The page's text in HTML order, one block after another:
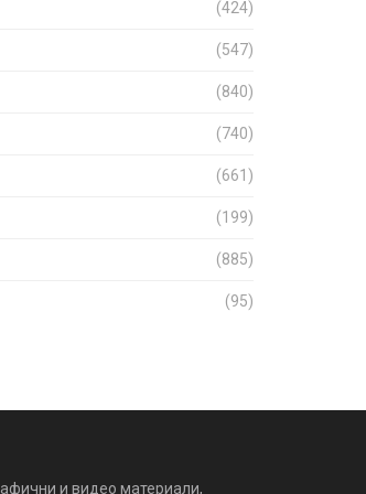
(424)
(547)
(840)
(740)
(661)
(199)
(885)
(95)
и видео материали,